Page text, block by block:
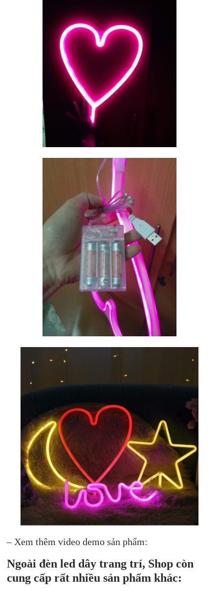
– Xem thêm video demo sản phẩm:
Ngoài đèn led dây trang trí, Shop còn
cung cấp rất nhiều sản phẩm khác: